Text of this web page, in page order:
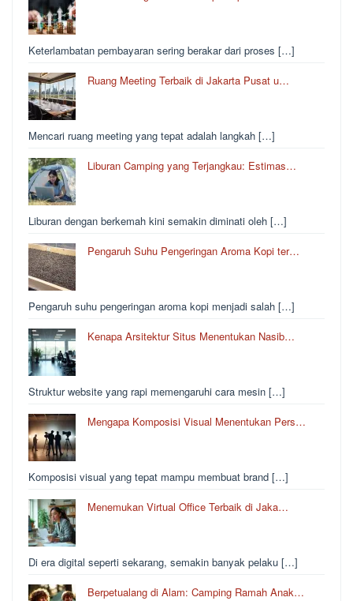
Keterlambatan pembayaran sering berakar dari proses […]
Ruang Meeting Terbaik di Jakarta Pusat u…
Mencari ruang meeting yang tepat adalah langkah […]
Liburan Camping yang Terjangkau: Estimas…
Liburan dengan berkemah kini semakin diminati oleh […]
Pengaruh Suhu Pengeringan Aroma Kopi ter…
Pengaruh suhu pengeringan aroma kopi menjadi salah […]
Kenapa Arsitektur Situs Menentukan Nasib…
Struktur website yang rapi memengaruhi cara mesin […]
Mengapa Komposisi Visual Menentukan Pers…
Komposisi visual yang tepat mampu membuat brand […]
Menemukan Virtual Office Terbaik di Jaka…
Di era digital seperti sekarang, semakin banyak pelaku […]
Berpetualang di Alam: Camping Ramah Anak…